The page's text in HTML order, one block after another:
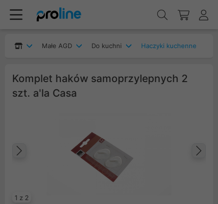
Małe AGD Do kuchni Haczyki kuchenne
Komplet haków samoprzylepnych 2
szt. a'la Casa
1 z 2
Poprzedni